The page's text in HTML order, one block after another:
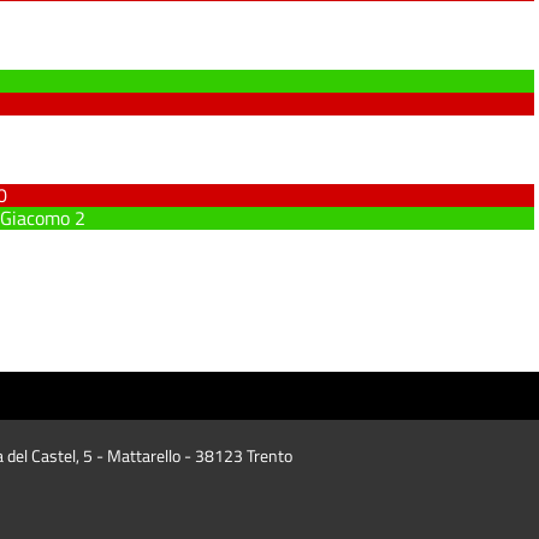
2
Castel, 5 - Mattarello - 38123 Trento